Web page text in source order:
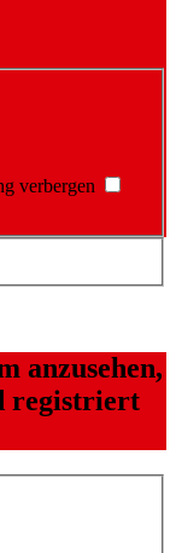
verbergen
anzusehen,
registriert